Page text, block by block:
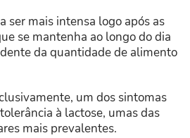
ser mais intensa logo após as
se mantenha ao longo do dia
da quantidade de alimento
um dos sintomas
à lactose, umas das
mais prevalentes.